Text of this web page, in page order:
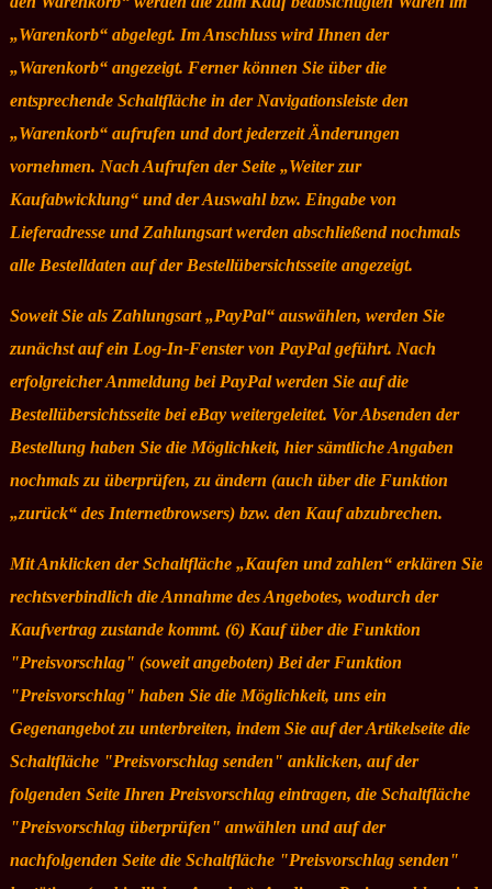
„Warenkorb“ abgelegt. Im Anschluss wird Ihnen der
„Warenkorb“ angezeigt. Ferner können Sie über die
entsprechende Schaltfläche in der Navigationsleiste den
„Warenkorb“ aufrufen und dort jederzeit Änderungen
vornehmen. Nach Aufrufen der Seite „Weiter zur
Kaufabwicklung“ und der Auswahl bzw. Eingabe von
Lieferadresse und Zahlungsart werden abschließend nochmals
alle Bestelldaten auf der Bestellübersichtsseite angezeigt.
Soweit Sie als Zahlungsart „PayPal“ auswählen, werden Sie
zunächst auf ein Log-In-Fenster von PayPal geführt. Nach
erfolgreicher Anmeldung bei PayPal werden Sie auf die
Bestellübersichtsseite bei eBay weitergeleitet. Vor Absenden der
Bestellung haben Sie die Möglichkeit, hier sämtliche Angaben
nochmals zu überprüfen, zu ändern (auch über die Funktion
„zurück“ des Internetbrowsers) bzw. den Kauf abzubrechen.
Mit Anklicken der Schaltfläche „Kaufen und zahlen“ erklären Sie
rechtsverbindlich die Annahme des Angebotes, wodurch der
Kaufvertrag zustande kommt. (6) Kauf über die Funktion
"Preisvorschlag" (soweit angeboten) Bei der Funktion
"Preisvorschlag" haben Sie die Möglichkeit, uns ein
Gegenangebot zu unterbreiten, indem Sie auf der Artikelseite die
Schaltfläche "Preisvorschlag senden" anklicken, auf der
folgenden Seite Ihren Preisvorschlag eintragen, die Schaltfläche
"Preisvorschlag überprüfen" anwählen und auf der
nachfolgenden Seite die Schaltfläche "Preisvorschlag senden"